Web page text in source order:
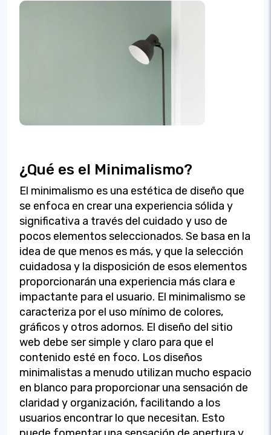
¿Qué es el Minimalismo?
El minimalismo es una estética de diseño que
se enfoca en crear una experiencia sólida y
significativa a través del cuidado y uso de
pocos elementos seleccionados. Se basa en la
idea de que menos es más, y que la selección
cuidadosa y la disposición de esos elementos
proporcionarán una experiencia más clara e
impactante para el usuario. El minimalismo se
caracteriza por el uso mínimo de colores,
gráficos y otros adornos. El diseño del sitio
web debe ser simple y claro para que el
contenido esté en foco. Los diseños
minimalistas a menudo utilizan mucho espacio
en blanco para proporcionar una sensación de
claridad y organización, facilitando a los
usuarios encontrar lo que necesitan. Esto